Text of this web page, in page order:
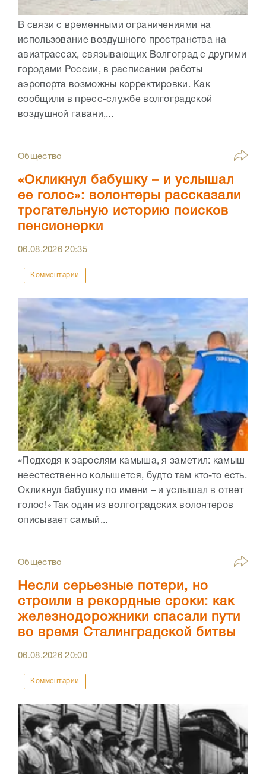
В связи с временными ограничениями на
использование воздушного пространства на
авиатрассах, связывающих Волгоград с другими
городами России, в расписании работы
аэропорта возможны корректировки. Как
сообщили в пресс-службе волгоградской
воздушной гавани,...
Общество
«Окликнул бабушку – и услышал
ее голос»: волонтеры рассказали
трогательную историю поисков
пенсионерки
06.08.202620:35
Комментарии
«Подходя к зарослям камыша, я заметил: камыш
неестественно колышется, будто там кто-то есть.
Окликнул бабушку по имени – и услышал в ответ
голос!» Так один из волгоградских волонтеров
описывает самый...
Общество
Несли серьезные потери, но
строили в рекордные сроки: как
железнодорожники спасали пути
во время Сталинградской битвы
06.08.202620:00
Комментарии